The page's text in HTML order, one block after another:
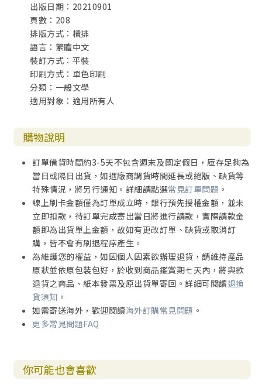
出版日期：20210901
頁數：208
排版方式：橫排
語言：繁體中文
裝訂方式：平裝
印刷方式：單色印刷
分類：一般文學
適用對象：適用所有人
購物說明
訂單備貨時間約3-5天不包含週末及國定假日，庫存足夠為
當日或隔日出貨，如遇廠商調貨時間延長或絕版、缺貨等
特殊情況，將另行通知。詳細請點選常見訂單問題 。
線上刷卡金額僅為訂單成立時，銀行預先授權金額，並未
立即扣款，待訂單完成寄出當日將進行請款，實際請款金
額即為出貨單上金額，故如有更改訂單、缺貨或取消訂
購，皆不會有刷退程序產生。
為維護您的權益，如因個人因素欲辦理退貨，請維持產品
原狀並依原包裝包好，於收到商品鑑賞期七天內，將與欲
退貨之商品、紙本發票及原出貨單寄回。詳細可閱讀退換
貨須知 。
如需寄送海外，歡迎閱讀海外訂購常見問題 。
更多常見問題FAQ
你可能也會喜歡